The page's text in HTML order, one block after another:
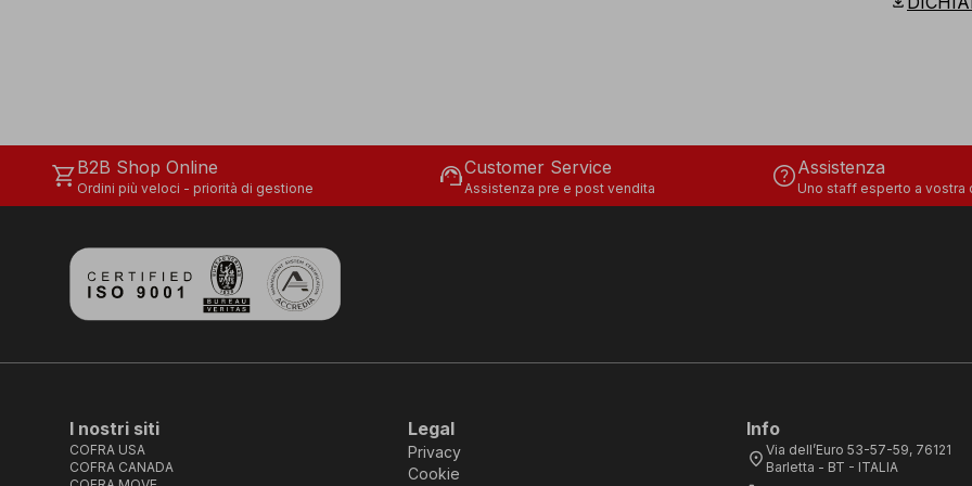
shopping_cartB2B Shop Online
Ordini più veloci - priorità di gestione support_agentCustomer Service
Assistenza pre e post vendita helpAssistenza
Uno staff esperto a vostra
I nostri siti
COFRA USA
COFRA CANADA
Legal
Privacy
Cookie
Info
location_on Via dell’Euro 53-57-59, 76121
Barletta - BT - ITALIA